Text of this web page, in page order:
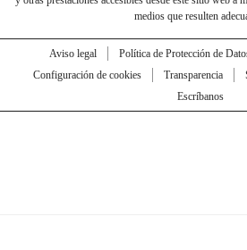
medios que resulten
Aviso legal Política de Protección de
Configuración de cookies
Transparencia
Escríbanos